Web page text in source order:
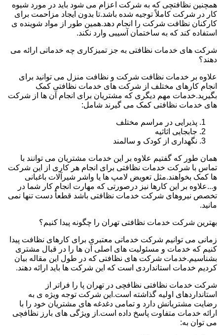
همچنین نظافتچی که به شرکت اعزام می شود باید در مورد شیوه
کار در شرکت کاملاً توجیه شده باشد.تا بدون ایجاد مزاحمت برای
کارکنان نظافت شرکت را انجام دهد.همین طور از مواد شوینده ی
استفاده کند که به ساختمان آسیبی وارد نکند.
شرکت های خدمات نظافتی به جز تمیزکاری چه خدماتی ارائه می
دهند؟
علاوه بر خدمات نظافت شرکت و نظافت منزل می توانید برای
انجام کارهای مختلف از شرکت های خدمات نظافتی کمک
بگیرید.خدمات مهم دیگری که مشتریان برای انجام آن ها از شرکت
های خدمات نظافتی کمک می گیرند شامل:
پذیرایی در مراسم مختلف
جابجایی اثاثیه
نگهداری از کودک و سالمند
همان طور که گفتیم علاوه بر این خدمات مشتریان می توانند با
تماس با شرکت خدمات نظافتی برای انجام هر کاری از این شرکت
ها کمک بخواهند.مثل تعویض لامپ ها یا واشر شیرآلات باغبانی
و...علاوه بر این کارها نیز درصورتی که مهارت انجام کار شما در
تخصص نیروهای شرکت خدمات نظافتی باشد قطعاً دست تنها نمی
مانید.
بهترین شرکت خدمات نظافتی تهران را چگونه پیدا کنیم؟
زمانی می توانیم شرکت خدماتی معتبری برای کارهای نظافت پیدا
کنیم که خدمات و مسئولیت های اصلی آن ها را در قبال مشتری
بشناسیم.خدمات شرکت های نظافتی که در طول این مقاله بیان
کردیم خدمات استانداردی است که این شرکت ها باید ارائه دهند.
شرکت خدمات نظافتی نظافچی در تهران پا را فراتر از
استانداردهای اولیه گذاشته است.این شرکت توجه ویژه ی به
رضایت مشتریانش دارد و تمامی دغدغه های مشتریان خود را با
ارائه خدمات متفاوت پاسخ داده است.از ویژگی های بارز نظافچی
می توان به: